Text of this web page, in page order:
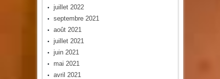
juillet 2022
septembre 2021
août 2021
juillet 2021
juin 2021
mai 2021
avril 2021